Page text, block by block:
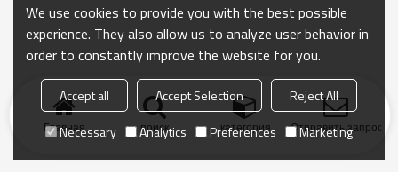
Главная поиск категория Отправить запрос
We use cookies to provide you with the best possible
experience. They also allow us to analyze user behavior in
order to constantly improve the website for you.
Accept all Accept Selection
Reject All
Necessary
Analytics Preferences Marketing